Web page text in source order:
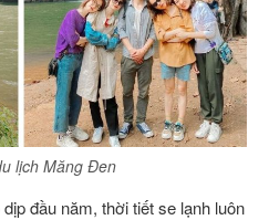
lịch Măng Đen
đầu năm, thời tiết se lạnh luôn